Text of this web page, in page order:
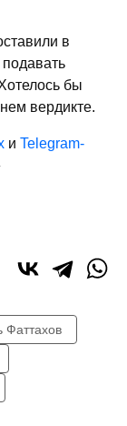
в
бы
вердикте.
и Telegram-
Фаттахов